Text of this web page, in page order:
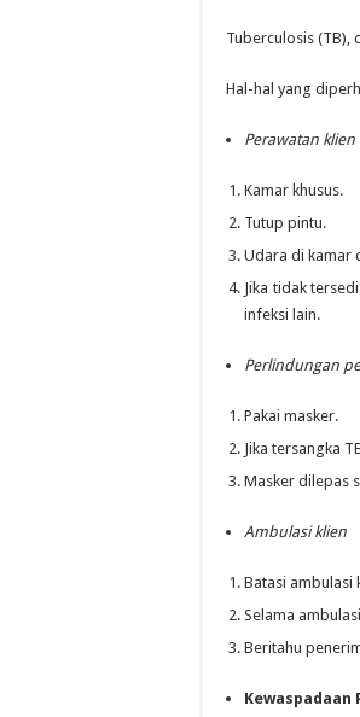
Tuberculosis (TB),
Hal-hal yang
Perawatan klien
Kamar khusus.
Tutup pintu.
Udara di kamar
Jika tidak
infeksi lain.
Perlindungan
Pakai masker.
Jika tersangka
Masker dilepas
Ambulasi klien
Batasi ambulasi
Selama
Beritahu
Kewaspadaan